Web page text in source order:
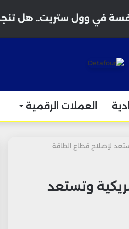
العملات الرقمية
لإصلاح قطاع الطاقة
وتستعد